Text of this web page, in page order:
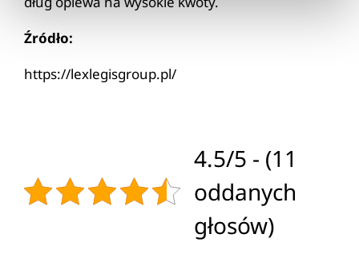
Źródło:
https://lexlegisgroup.pl/
4.5/5 - (11
oddanych
głosów)